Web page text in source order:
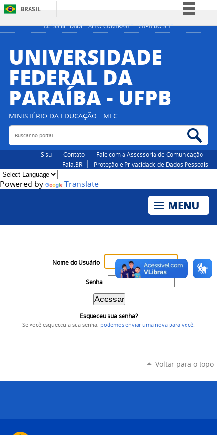
ACESSIBILIDADE ALTO CONTRASTE MAPA DO SITE
BRASIL
Simplifique!
Participe
Acesso à informação
Canais
UNIVERSIDADE
FEDERAL DA
PARAÍBA - UFPB
MINISTÉRIO DA EDUCAÇÃO - MEC
Buscar no portal
Sisu Contato
Fale com a Assessoria de Comunicação
Fala.BR
Proteção e Privacidade de Dados Pessoais
Powered by Translate
Nome do Usuário
Senha
Esqueceu sua senha?
Se você esqueceu a sua senha, podemos enviar uma nova para você
Voltar para o topo